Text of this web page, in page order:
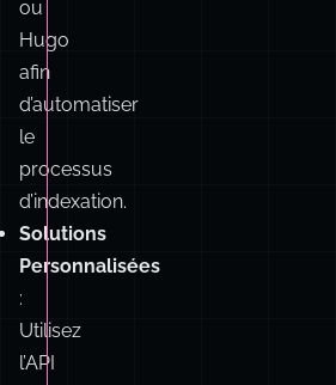
le
processus
d’indexation.
Solutions
Personnalisées
:
Utilisez
l’API
Pagefind
pour
créer
des